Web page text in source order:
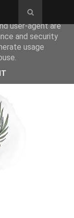
its services
user-agent are
and security
usage